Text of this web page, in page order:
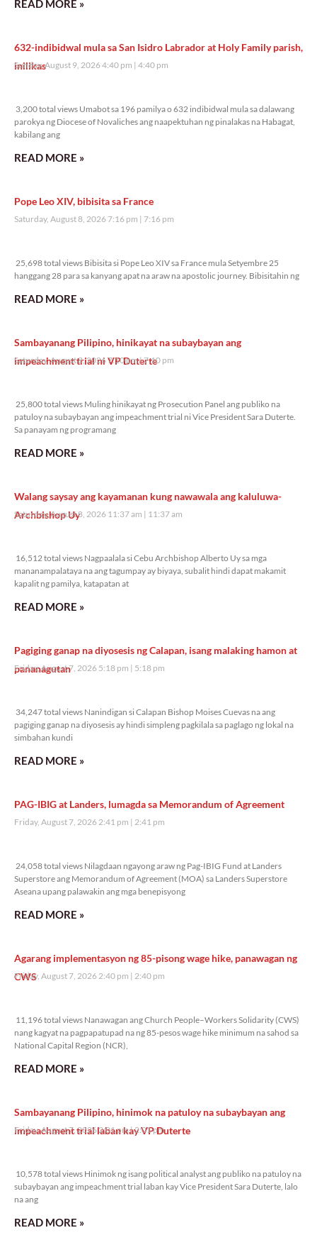
READ MORE »
632-indibidwal mula sa San Isidro Labrador at Holy Family parish,
inilikas
Sunday, August 9, 2026 4:40 pm 4:40 pm
3,200 total views Umabot sa 196 pamilya o 632 indibidwal mula sa dalawang
parokya ng Diocese of Novaliches ang naapektuhan ng pinalakas na Habagat,
kabilang ang
READ MORE »
Pope Leo XIV, bibisita sa France
Saturday, August 8, 2026 7:16 pm 7:16 pm
25,698 total views Bibisita si Pope Leo XIV sa France mula Setyembre 25
hanggang 28 para sa kanyang apat na araw na apostolic journey. Bibisitahin ng
READ MORE »
Sambayanang Pilipino, hinikayat na subaybayan ang
impeachment trial ni VP Duterte
Saturday, August 8, 2026 7:10 pm 7:10 pm
25,800 total views Muling hinikayat ng Prosecution Panel ang publiko na
patuloy na subaybayan ang impeachment trial ni Vice President Sara Duterte.
Sa panayam ng programang
READ MORE »
Walang saysay ang kayamanan kung nawawala ang kaluluwa-
Archbishop Uy
Saturday, August 8, 2026 11:37 am 11:37 am
16,512 total views Nagpaalala si Cebu Archbishop Alberto Uy sa mga
mananampalataya na ang tagumpay ay biyaya, subalit hindi dapat makamit
kapalit ng pamilya, katapatan at
READ MORE »
Pagiging ganap na diyosesis ng Calapan, isang malaking hamon at
pananagutan
Friday, August 7, 2026 5:18 pm 5:18 pm
34,247 total views Nanindigan si Calapan Bishop Moises Cuevas na ang
pagiging ganap na diyosesis ay hindi simpleng pagkilala sa paglago ng lokal na
simbahan kundi
READ MORE »
PAG-IBIG at Landers, lumagda sa Memorandum of Agreement
Friday, August 7, 2026 2:41 pm 2:41 pm
24,058 total views Nilagdaan ngayong araw ng Pag-IBIG Fund at Landers
Superstore ang Memorandum of Agreement (MOA) sa Landers Superstore
Aseana upang palawakin ang mga benepisyong
READ MORE »
Agarang implementasyon ng 85-pisong wage hike, panawagan ng
CWS
Friday, August 7, 2026 2:40 pm 2:40 pm
11,196 total views Nanawagan ang Church People–Workers Solidarity (CWS)
nang kagyat na pagpapatupad na ng 85-pesos wage hike minimum na sahod sa
National Capital Region (NCR),
READ MORE »
Sambayanang Pilipino, hinimok na patuloy na subaybayan ang
impeachment trial laban kay VP Duterte
Friday, August 7, 2026 2:01 pm 2:01 pm
10,578 total views Hinimok ng isang political analyst ang publiko na patuloy na
subaybayan ang impeachment trial laban kay Vice President Sara Duterte, lalo
na ang
READ MORE »